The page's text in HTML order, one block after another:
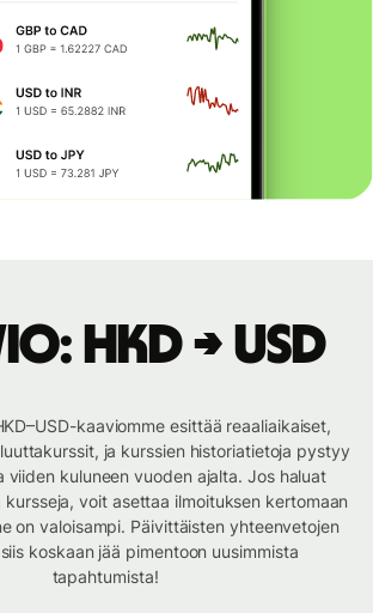
HKD → USD
kaaviomme esittää reaaliaikaiset,
ja kurssien historiatietoja pystyy
viiden kuluneen vuoden ajalta. Jos haluat
voit asettaa ilmoituksen kertomaan
on valoisampi. Päivittäisten yhteenvetojen
koskaan jää pimentoon uusimmista
tapahtumista!